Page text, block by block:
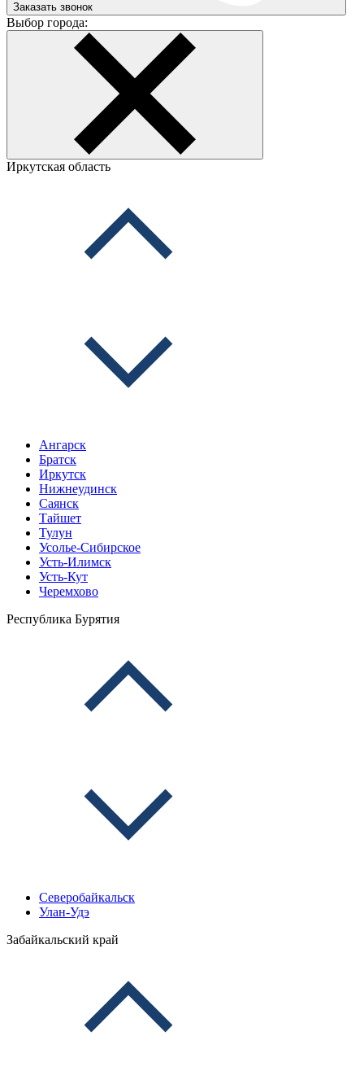
Заказать звонок
Выбор города:
Иркутская область
Ангарск
Братск
Иркутск
Нижнеудинск
Саянск
Тайшет
Тулун
Усолье-Сибирское
Усть-Илимск
Усть-Кут
Черемхово
Республика Бурятия
Северобайкальск
Улан-Удэ
Забайкальский край